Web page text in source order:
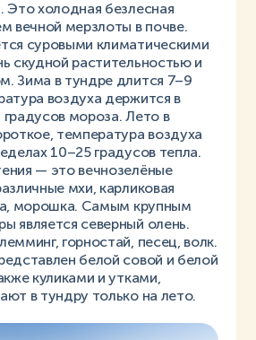
Это холодная безлесная
вечной мерзлоты в почве.
суровыми климатическими
скудной растительностью и
Зима в тундре длится 7–9
воздуха держится в
мороза. Лето в
температура воздуха
10–25 градусов тепла.
— это вечнозелёные
мхи, карликовая
морошка. Самым крупным
является северный олень.
горностай, песец, волк.
белой совой и белой
куликами и утками,
в тундру только на лето.